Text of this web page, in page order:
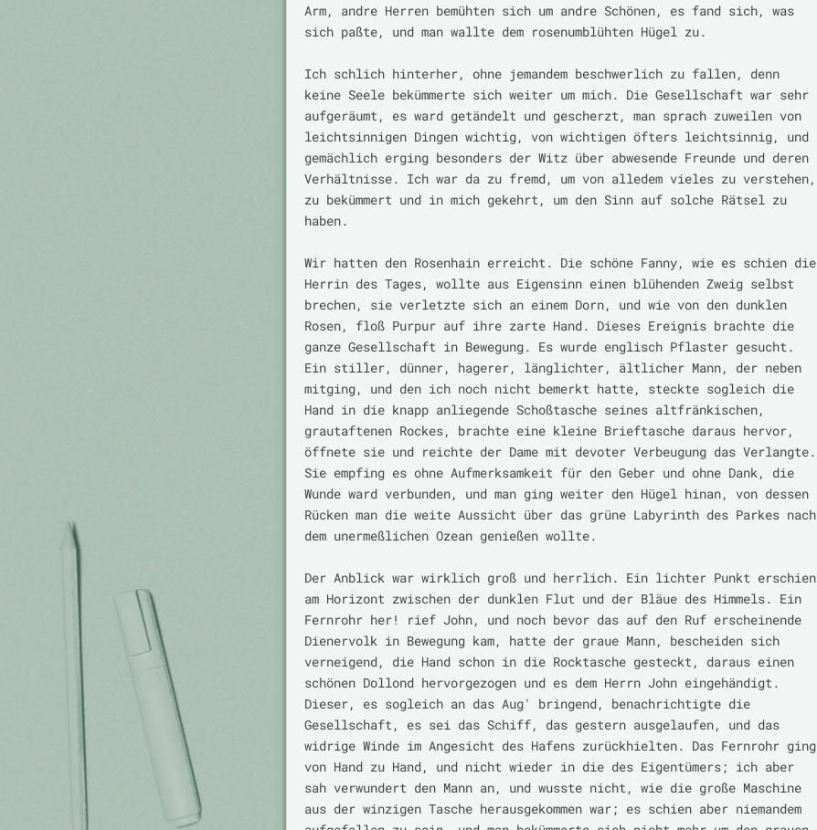
Arm, andre Herren bemühten sich um andre Schönen, es fand sich, was
sich paßte, und man wallte dem rosenumblühten Hügel zu.
Ich schlich hinterher, ohne jemandem beschwerlich zu fallen, denn
keine Seele bekümmerte sich weiter um mich. Die Gesellschaft war sehr
aufgeräumt, es ward getändelt und gescherzt, man sprach zuweilen von
leichtsinnigen Dingen wichtig, von wichtigen öfters leichtsinnig, und
gemächlich erging besonders der Witz über abwesende Freunde und deren
Verhältnisse. Ich war da zu fremd, um von alledem vieles zu verstehen,
zu bekümmert und in mich gekehrt, um den Sinn auf solche Rätsel zu
haben.
Wir hatten den Rosenhain erreicht. Die schöne Fanny, wie es schien die
Herrin des Tages, wollte aus Eigensinn einen blühenden Zweig selbst
brechen, sie verletzte sich an einem Dorn, und wie von den dunklen
Rosen, floß Purpur auf ihre zarte Hand. Dieses Ereignis brachte die
ganze Gesellschaft in Bewegung. Es wurde englisch Pflaster gesucht.
Ein stiller, dünner, hagerer, länglichter, ältlicher Mann, der neben
mitging, und den ich noch nicht bemerkt hatte, steckte sogleich die
Hand in die knapp anliegende Schoßtasche seines altfränkischen,
grautaftenen Rockes, brachte eine kleine Brieftasche daraus hervor,
öffnete sie und reichte der Dame mit devoter Verbeugung das Verlangte.
Sie empfing es ohne Aufmerksamkeit für den Geber und ohne Dank, die
Wunde ward verbunden, und man ging weiter den Hügel hinan, von dessen
Rücken man die weite Aussicht über das grüne Labyrinth des Parkes nach
dem unermeßlichen Ozean genießen wollte.
Der Anblick war wirklich groß und herrlich. Ein lichter Punkt erschien
am Horizont zwischen der dunklen Flut und der Bläue des Himmels. Ein
Fernrohr her! rief John, und noch bevor das auf den Ruf erscheinende
Dienervolk in Bewegung kam, hatte der graue Mann, bescheiden sich
verneigend, die Hand schon in die Rocktasche gesteckt, daraus einen
schönen Dollond hervorgezogen und es dem Herrn John eingehändigt.
Dieser, es sogleich an das Aug' bringend, benachrichtigte die
Gesellschaft, es sei das Schiff, das gestern ausgelaufen, und das
widrige Winde im Angesicht des Hafens zurückhielten. Das Fernrohr ging
von Hand zu Hand, und nicht wieder in die des Eigentümers; ich aber
sah verwundert den Mann an, und wusste nicht, wie die große Maschine
aus der winzigen Tasche herausgekommen war; es schien aber niemandem